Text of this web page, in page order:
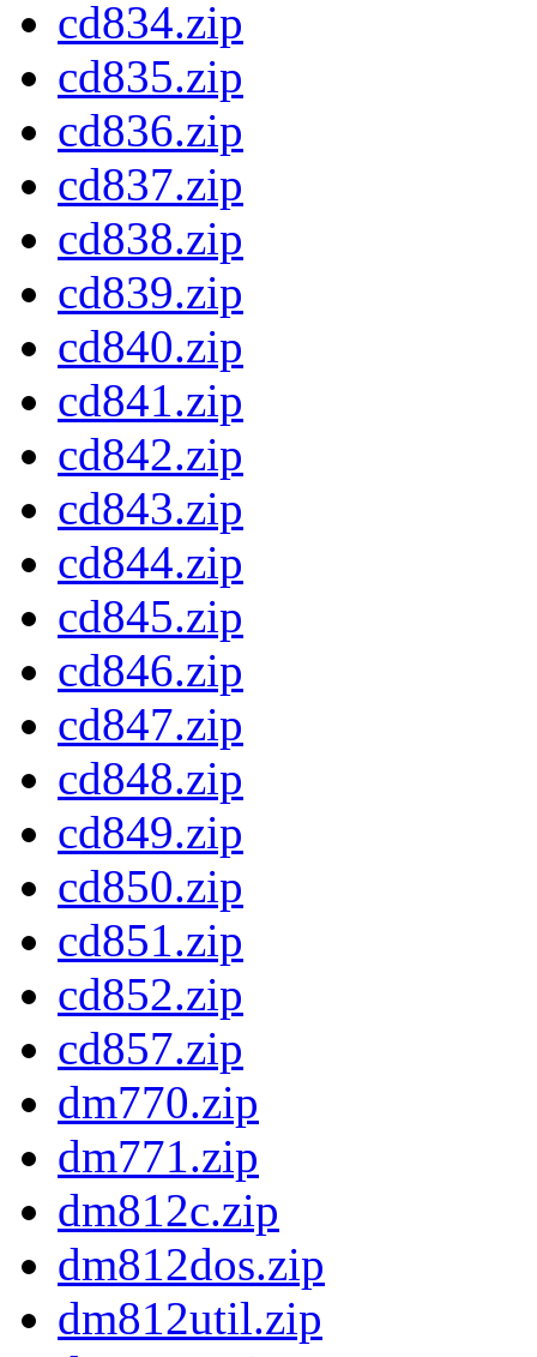
cd834.zip
cd835.zip
cd836.zip
cd837.zip
cd838.zip
cd839.zip
cd840.zip
cd841.zip
cd842.zip
cd843.zip
cd844.zip
cd845.zip
cd846.zip
cd847.zip
cd848.zip
cd849.zip
cd850.zip
cd851.zip
cd852.zip
cd857.zip
dm770.zip
dm771.zip
dm812c.zip
dm812dos.zip
dm812util.zip